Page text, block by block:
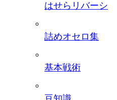
はせらリバーシ
詰めオセロ集
基本戦術